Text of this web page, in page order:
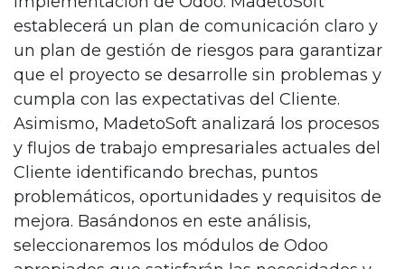
establecerá un plan de comunicación claro y
un plan de gestión de riesgos para garantizar
que el proyecto se desarrolle sin problemas y
cumpla con las expectativas del Cliente.
Asimismo, MadetoSoft analizará los procesos
y flujos de trabajo empresariales actuales del
Cliente identificando brechas, puntos
problemáticos, oportunidades y requisitos de
mejora. Basándonos en este análisis,
seleccionaremos los módulos de Odoo